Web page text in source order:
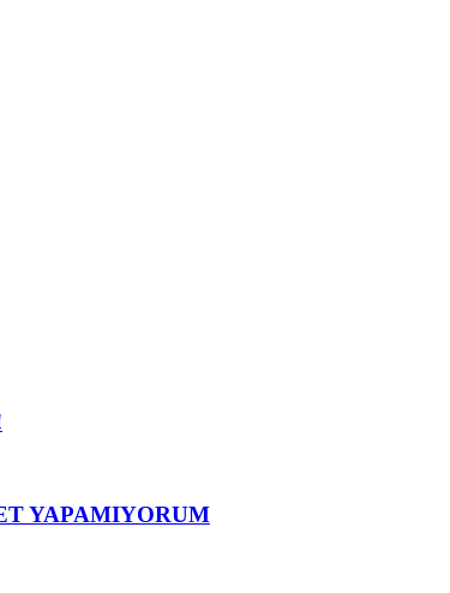
YAPAMIYORUM